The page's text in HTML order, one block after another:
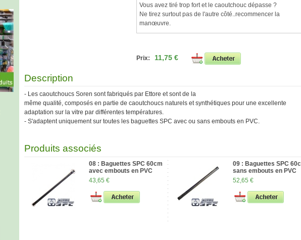
Vous avez tiré trop fort et le caoutchouc dépasse ?
Ne tirez surtout pas de l'autre côté..recommencer la
manœuvre.
Prix: 11,75 €
Description
- Les caoutchoucs Soren sont fabriqués par Ettore et sont de la
même qualité, composés en partie de caoutchoucs naturels et synthétiques pour une excellente
adaptation sur la vitre par différentes températures.
- S'adaptent uniquement sur toutes les baguettes SPC avec ou sans embouts en PVC.
Produits associés
08 : Baguettes SPC 60cm
avec embouts en PVC
43,65 €
09 : Baguettes SPC
sans embouts en PVC
52,65 €